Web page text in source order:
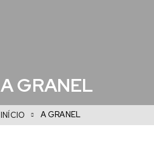
A GRANEL
INÍCIO A GRANEL